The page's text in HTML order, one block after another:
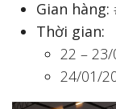
Gian hàng:
Thời gian:
22 – 23/
24/01/